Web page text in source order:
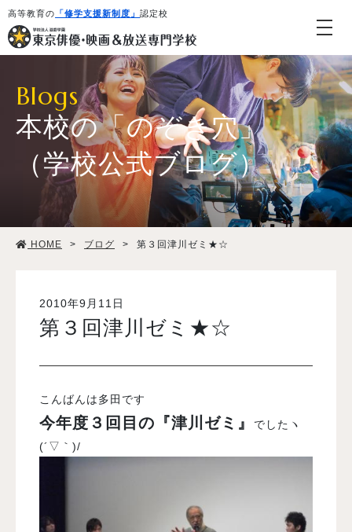
高等教育の 「修学支援新制度」 認定校
学校紹介・教育システム
学生生活
入試案内
学校情報
Blogs
本校の「のぞき穴」
（学校公式ブログ）
HOME > ブログ > 第３回津川ゼミ★☆
2010年9月11日
第３回津川ゼミ★☆
こんばんは多田です
今年度３回目の『津川ゼミ』
でしたヽ
(´▽｀)/